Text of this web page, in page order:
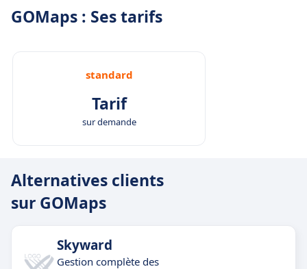
GOMaps : Ses tarifs
standard
Tarif
sur demande
Alternatives clients
sur GOMaps
Skyward
Gestion complète des